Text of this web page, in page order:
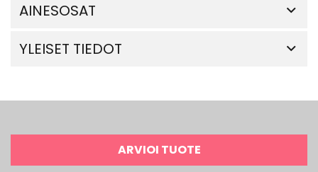
AINESOSAT
YLEISET TIEDOT
ARVIOI TUOTE